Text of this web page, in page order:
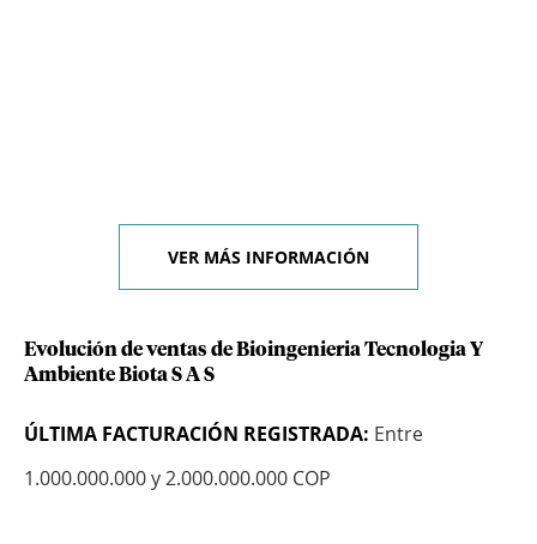
VER MÁS INFORMACIÓN
Evolución de ventas de Bioingenieria Tecnologia Y
Ambiente Biota S A S
ÚLTIMA FACTURACIÓN REGISTRADA: Entre
1.000.000.000 y 2.000.000.000 COP